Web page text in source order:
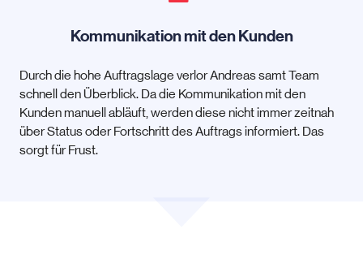
Kommunikation mit den Kunden
Durch die hohe Auftragslage verlor Andreas samt Team
schnell den Überblick. Da die Kommunikation mit den
Kunden manuell abläuft, werden diese nicht immer zeitnah
über Status oder Fortschritt des Auftrags informiert. Das
sorgt für Frust.